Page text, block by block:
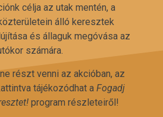
célja az utak mentén, a
álló keresztek
és állaguk megóvása az
számára.
részt venni az akcióban, az
tájékozódhat a Fogadj
program részleteiről!